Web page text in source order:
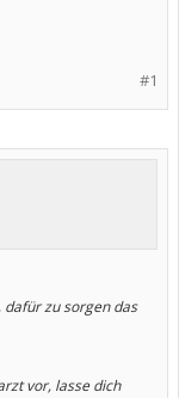
#1
zu sorgen das
vor, lasse dich